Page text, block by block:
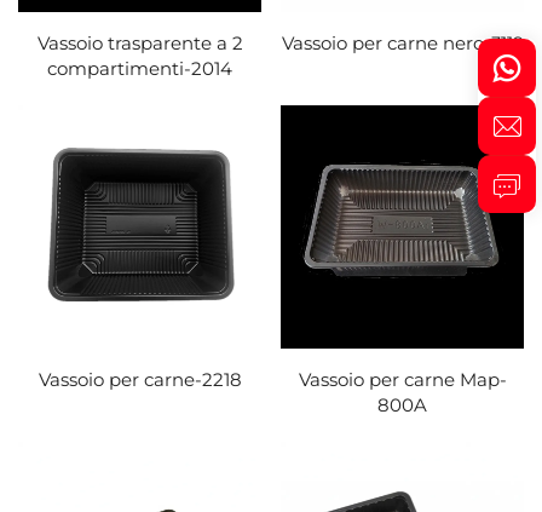
Vassoio trasparente a 2
compartimenti-2014
Vassoio per carne nero-3119
Vassoio per carne-2218
Vassoio per carne Map-
800A